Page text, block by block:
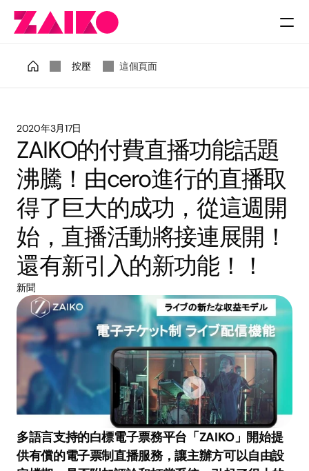
按壓 這個頁面
2020年3月17日
ZAIKO的付費直播功能話題
沸騰！由cero進行的直播取
得了巨大的成功，從這週開
始，直播活動將接連展開！
還有新引入的新功能！！
新聞
多語言支持的白標電子票務平台「ZAIKO」開始提
供有償的電子票制直播服務，讓主辦方可以自由設